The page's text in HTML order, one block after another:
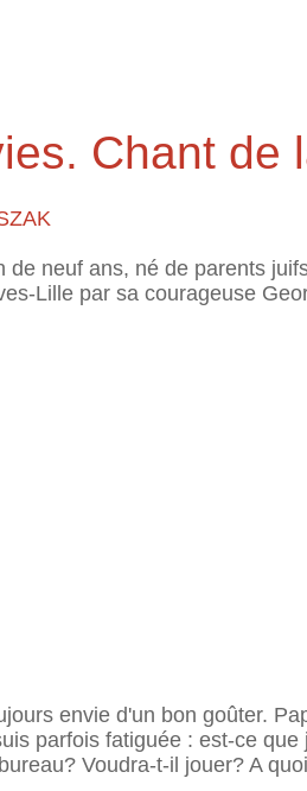
Chant de
de neuf ans, né de parents
Lille par sa courageuse
envie d'un bon goûter.
parfois fatiguée : est-ce
Voudra-t-il jouer? A